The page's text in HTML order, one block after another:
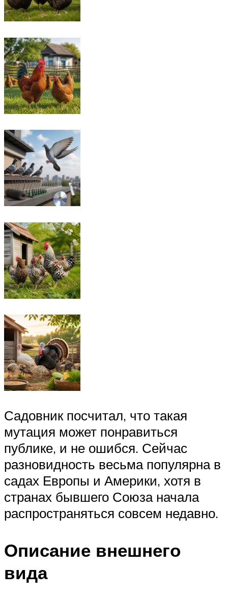
Садовник посчитал, что такая
мутация может понравиться
публике, и не ошибся. Сейчас
разновидность весьма популярна в
садах Европы и Америки, хотя в
странах бывшего Союза начала
распространяться совсем недавно.
Описание внешнего
вида